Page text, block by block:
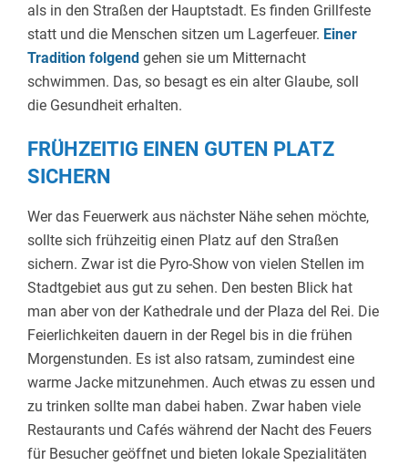
als in den Straßen der Hauptstadt. Es finden Grillfeste
statt und die Menschen sitzen um Lagerfeuer. Einer
Tradition folgend gehen sie um Mitternacht
schwimmen. Das, so besagt es ein alter Glaube, soll
die Gesundheit erhalten.
FRÜHZEITIG EINEN GUTEN PLATZ
SICHERN
Wer das Feuerwerk aus nächster Nähe sehen möchte,
sollte sich frühzeitig einen Platz auf den Straßen
sichern. Zwar ist die Pyro-Show von vielen Stellen im
Stadtgebiet aus gut zu sehen. Den besten Blick hat
man aber von der Kathedrale und der Plaza del Rei. Die
Feierlichkeiten dauern in der Regel bis in die frühen
Morgenstunden. Es ist also ratsam, zumindest eine
warme Jacke mitzunehmen. Auch etwas zu essen und
zu trinken sollte man dabei haben. Zwar haben viele
Restaurants und Cafés während der Nacht des Feuers
für Besucher geöffnet und bieten lokale Spezialitäten